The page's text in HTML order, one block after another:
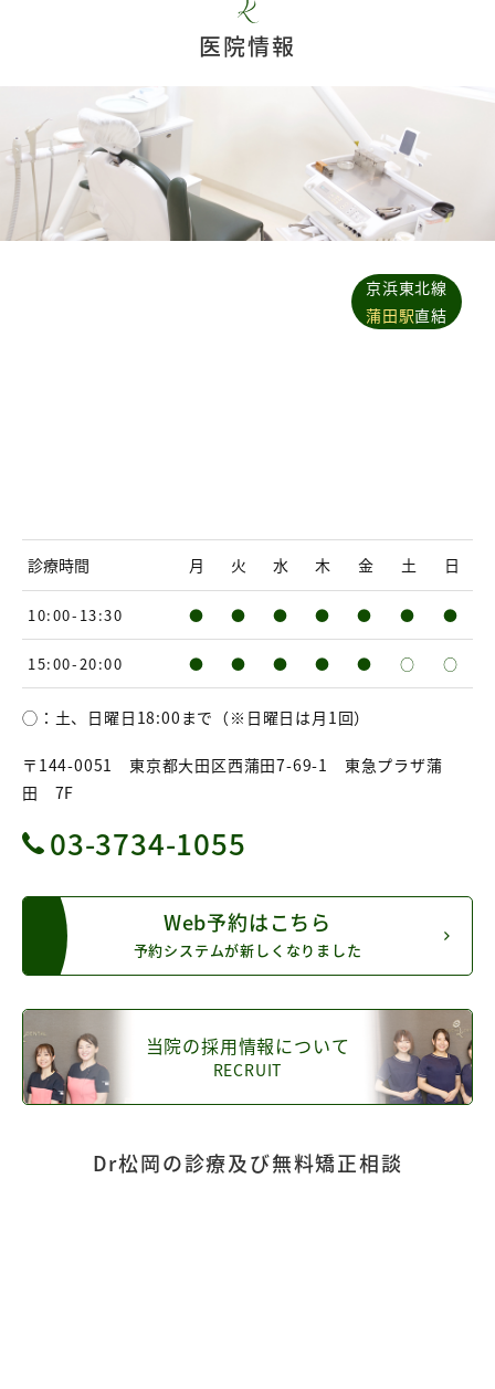
医院情報
京浜東北線
蒲田駅直結
診療時間 月 火 水 木 金 土 日
10:00-13:30 ● ● ● ● ● ● ●
15:00-20:00 ● ● ● ● ● ○ ○
◯：土、日曜日18:00まで（※日曜日は月1回）
〒144-0051 東京都大田区西蒲田7-69-1 東急プラザ蒲
田 7F
03-3734-1055
Web予約はこちら
予約システムが新しくなりました
当院の採用情報について
RECRUIT
Dr松岡の診療及び無料矯正相談